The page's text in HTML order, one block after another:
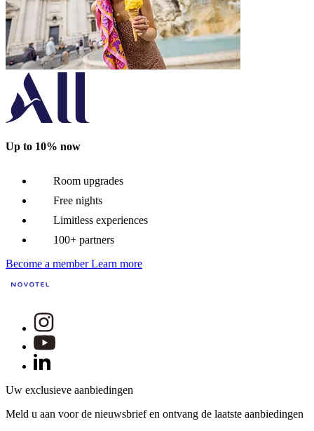
Up to 10% now
Room upgrades
Free nights
Limitless experiences
100+ partners
Become a member Learn more
Uw exclusieve aanbiedingen
Meld u aan voor de nieuwsbrief en ontvang de laatste aanbiedingen